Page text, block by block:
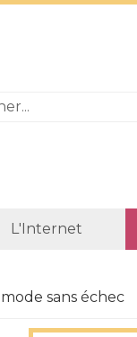
L'Internet
sans échec